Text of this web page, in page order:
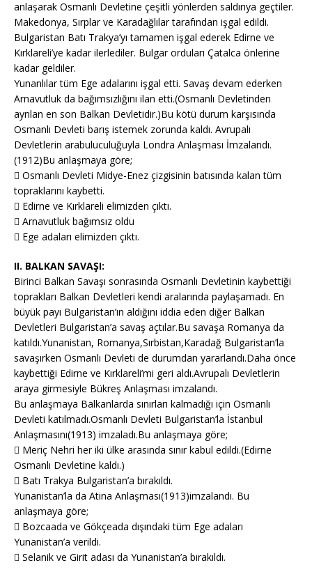
anlaşarak Osmanlı Devletine çeşitli yönlerden saldırıya geçtiler.
Makedonya, Sırplar ve Karadağlılar tarafından işgal edildi.
Bulgaristan Batı Trakya’yı tamamen işgal ederek Edirne ve
Kırklareli’ye kadar ilerlediler. Bulgar orduları Çatalca önlerine
kadar geldiler.
Yunanlılar tüm Ege adalarını işgal etti. Savaş devam ederken
Arnavutluk da bağımsızlığını ilan etti.(Osmanlı Devletinden
ayrılan en son Balkan Devletidir.)Bu kötü durum karşısında
Osmanlı Devleti barış istemek zorunda kaldı. Avrupalı
Devletlerin arabuluculuğuyla Londra Anlaşması İmzalandı.
(1912)Bu anlaşmaya göre;
 Osmanlı Devleti Midye-Enez çizgisinin batısında kalan tüm
topraklarını kaybetti.
 Edirne ve Kırklareli elimizden çıktı.
 Arnavutluk bağımsız oldu
 Ege adaları elimizden çıktı.
II. BALKAN SAVAŞI:
Birinci Balkan Savaşı sonrasında Osmanlı Devletinin kaybettiği
toprakları Balkan Devletleri kendi aralarında paylaşamadı. En
büyük payı Bulgaristan’ın aldığını iddia eden diğer Balkan
Devletleri Bulgaristan’a savaş açtılar.Bu savaşa Romanya da
katıldı.Yunanistan, Romanya,Sırbistan,Karadağ Bulgaristan’la
savaşırken Osmanlı Devleti de durumdan yararlandı.Daha önce
kaybettiği Edirne ve Kırklareli’mi geri aldı.Avrupalı Devletlerin
araya girmesiyle Bükreş Anlaşması imzalandı.
Bu anlaşmaya Balkanlarda sınırları kalmadığı için Osmanlı
Devleti katılmadı.Osmanlı Devleti Bulgaristan’la İstanbul
Anlaşmasını(1913) imzaladı.Bu anlaşmaya göre;
 Meriç Nehri her iki ülke arasında sınır kabul edildi.(Edirne
Osmanlı Devletine kaldı.)
 Batı Trakya Bulgaristan’a bırakıldı.
Yunanistan’la da Atina Anlaşması(1913)imzalandı. Bu
anlaşmaya göre;
 Bozcaada ve Gökçeada dışındaki tüm Ege adaları
Yunanistan’a verildi.
 Selanik ve Girit adası da Yunanistan’a bırakıldı.